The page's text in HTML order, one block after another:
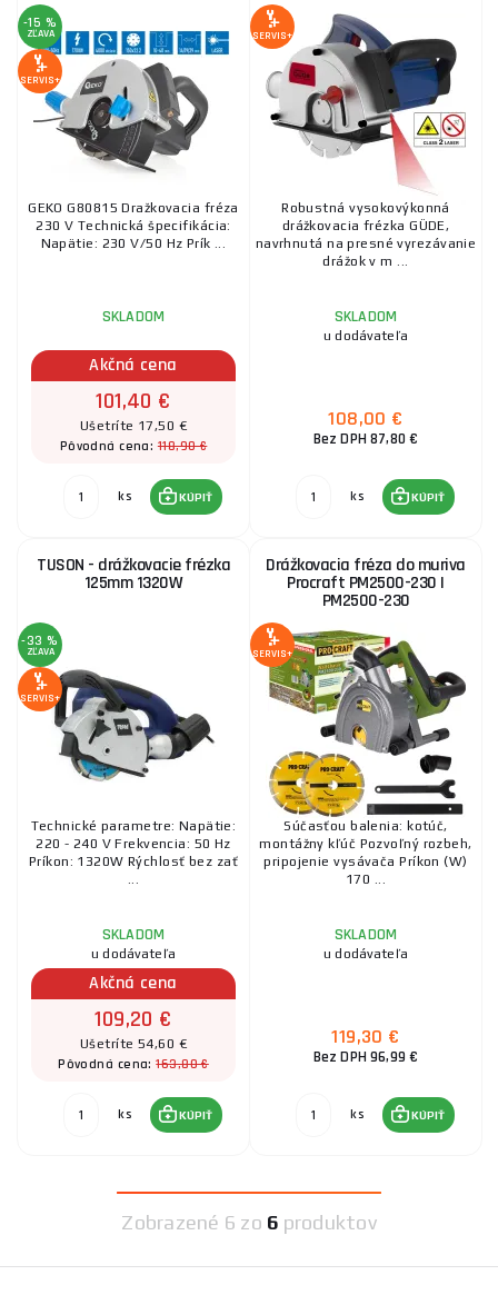
-15 %
ZĽAVA
SERVIS+
GEKO G80815 Dražkovacia fréza
230 V Technická špecifikácia:
Napätie: 230 V/50 Hz Prík ...
SKLADOM
Akčná cena
101,40 €
Ušetríte 17,50 €
Pôvodná cena:118,90 €
ks KÚPIŤ
SERVIS+
Robustná vysokovýkonná
drážkovacia frézka GÜDE,
navrhnutá na presné vyrezávanie
drážok v m ...
SKLADOM
u dodávateľa
108,00 €
Bez DPH 87,80 €
ks KÚPIŤ
TUSON - drážkovacie frézka
125mm 1320W
-33 %
ZĽAVA
SERVIS+
Technické parametre: Napätie:
220 - 240 V Frekvencia: 50 Hz
Príkon: 1320W Rýchlosť bez zať
...
SKLADOM
u dodávateľa
Akčná cena
109,20 €
Ušetríte 54,60 €
Pôvodná cena:163,80 €
ks KÚPIŤ
Drážkovacia fréza do muriva
Procraft PM2500-230 |
PM2500-230
SERVIS+
Súčasťou balenia: kotúč,
montážny kľúč Pozvoľný rozbeh,
pripojenie vysávača Príkon (W)
170 ...
SKLADOM
u dodávateľa
119,30 €
Bez DPH 96,99 €
ks KÚPIŤ
Zobrazené 6 zo 6 produktov